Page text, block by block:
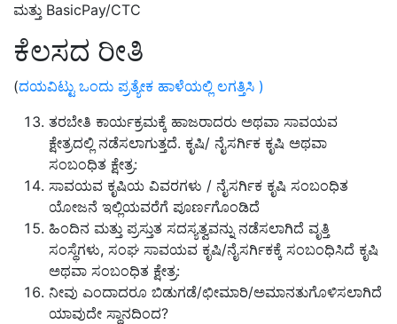
ಮತ್ತು BasicPay/CTC
ಕೆಲಸದ ರೀತಿ
(ದಯವಿಟ್ಟು ಒಂದು ಪ್ರತ್ಯೇಕ ಹಾಳೆಯಲ್ಲಿ ಲಗತ್ತಿಸಿ )
ತರಬೇತಿ ಕಾರ್ಯಕ್ರಮಕ್ಕೆ ಹಾಜರಾದರು ಅಥವಾ ಸಾವಯವ
ಕ್ಷೇತ್ರದಲ್ಲಿ ನಡೆಸಲಾಗುತ್ತದೆ. ಕೃಷಿ/ ನೈಸರ್ಗಿಕ ಕೃಷಿ ಅಥವಾ
ಸಂಬಂಧಿತ ಕ್ಷೇತ್ರ:
ಸಾವಯವ ಕೃಷಿಯ ವಿವರಗಳು / ನೈಸರ್ಗಿಕ ಕೃಷಿ ಸಂಬಂಧಿತ
ಯೋಜನೆ ಇಲ್ಲಿಯವರೆಗೆ ಪೂರ್ಣಗೊಂಡಿದೆ
ಹಿಂದಿನ ಮತ್ತು ಪ್ರಸ್ತುತ ಸದಸ್ಯತ್ವವನ್ನು ನಡೆಸಲಾಗಿದೆ ವೃತ್ತಿ
ಸಂಸ್ಥೆಗಳು, ಸಂಘ ಸಾವಯವ ಕೃಷಿ/ನೈಸರ್ಗಿಕಕ್ಕೆ ಸಂಬಂಧಿಸಿದೆ ಕೃಷಿ
ಅಥವಾ ಸಂಬಂಧಿತ ಕ್ಷೇತ್ರ:
ನೀವು ಎಂದಾದರೂ ಬಿಡುಗಡೆ/ಛೀಮಾರಿ/ಅಮಾನತುಗೊಳಿಸಲಾಗಿದೆ
ಯಾವುದೇ ಸ್ಥಾನದಿಂದ?